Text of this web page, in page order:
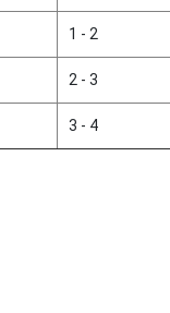
1 - 2
2 - 3
3 - 4